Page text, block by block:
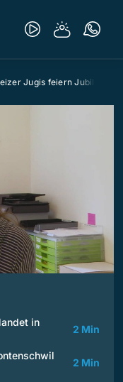
Jugis feiern Jubiläum
in
2 Min
2 Min